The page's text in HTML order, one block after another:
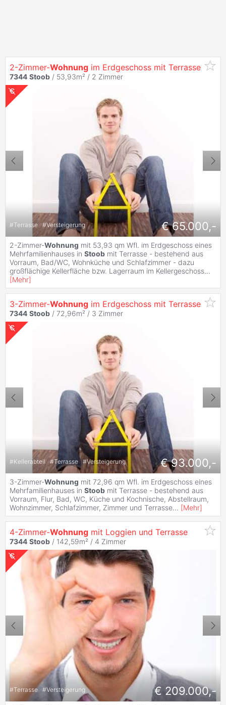
2-Zimmer-Wohnung im Erdgeschoss mit Terrasse
7344 Stoob / 53,93m² / 2 Zimmer
#Terrasse #Versteigerung € 65.000,-
2-Zimmer-Wohnung mit 53,93 qm Wfl. im Erdgeschoss eines
Mehrfamilienhauses in Stoob mit Terrasse - bestehend aus
Vorraum, Bad/WC, Wohnküche und Schlafzimmer - dazu
großflächige Kellerfläche bzw. Lagerraum im Kellergeschoss...
[Mehr]
3-Zimmer-Wohnung im Erdgeschoss mit Terrasse
7344 Stoob / 72,96m² / 3 Zimmer
#Kellerabteil #Terrasse #Versteigerung € 93.000,-
3-Zimmer-Wohnung mit 72,96 qm Wfl. im Erdgeschoss eines
Mehrfamilienhauses in Stoob mit Terrasse - bestehend aus
Vorraum, Flur, Bad, WC, Küche und Kochnische, Abstellraum,
Wohnzimmer, Schlafzimmer, Zimmer und Terrasse... [Mehr]
4-Zimmer-Wohnung mit Loggien und Terrasse
7344 Stoob / 142,59m² / 4 Zimmer
#Terrasse #Versteigerung € 209.000,-